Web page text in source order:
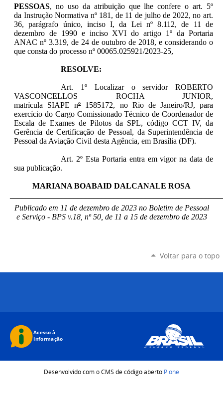
PESSOAS, no uso da atribuição que lhe confere o art. 5º
da Instrução Normativa nº 181, de 11 de julho de 2022, no art.
36, parágrafo único, inciso I, da Lei nº 8.112, de 11 de
dezembro de 1990 e inciso XVI do artigo 1º da Portaria
ANAC nº 3.319, de 24 de outubro de 2018, e considerando o
que consta do processo nº 00065.025921/2023-25,
RESOLVE:
Art. 1º Localizar o servidor ROBERTO
VASCONCELLOS ROCHA JUNIOR,
matrícula SIAPE nº1585172, no Rio de Janeiro/RJ, para
exercício do Cargo Comissionado Técnico de Coordenador de
Escala de Exames de Pilotos da SPL, código CCT IV, da
Gerência de Certificação de Pessoal, da Superintendência de
Pessoal da Aviação Civil desta Agência, em Brasília (DF).
Art. 2º Esta Portaria entra em vigor na data de
sua publicação.
MARIANA BOABAID DALCANALE ROSA
Publicado em 11 de dezembro de 2023 no Boletim de Pessoal
e Serviço - BPS v.18, nº 50, de 11 a 15 de dezembro de 2023
Voltar para o topo
Desenvolvido com o CMS de código aberto Plone